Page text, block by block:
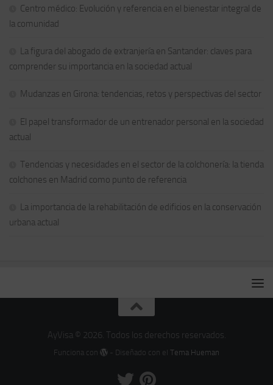
Centro médico: Evolución y referencia en el bienestar integral de
la comunidad
La figura del abogado de extranjería en Santander: claves para
comprender su importancia en la sociedad actual
Mudanzas en Girona: tendencias, retos y perspectivas del sector
El papel transformador de un entrenador personal en la sociedad
actual
Tendencias y necesidades en el sector de la colchonería: la tienda
colchones en Madrid como punto de referencia
La importancia de la rehabilitación de edificios en la conservación
urbana actual
AyVisa © 2026. Todos los derechos reservados.
Funciona con - Diseñado con elTema Hueman